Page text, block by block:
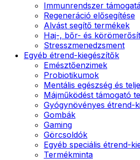
Immunrendszer
Regeneráció elősegítése
Alvást segítő termékek
Haj-, bőr- és
Stresszmenedzsment
Egyéb étrend-kiegészítők
Emésztőenzimek
Probiotikumok
Mentális egészség és
Májműködést támogató
Gyógynövényes étrend-
Gombák
Gaming
Görcsoldók
Egyéb speciális étrend-
Termékminta